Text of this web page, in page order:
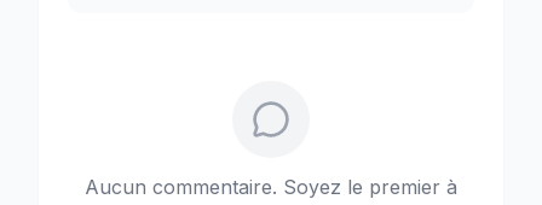
Aucun commentaire. Soyez le premier à